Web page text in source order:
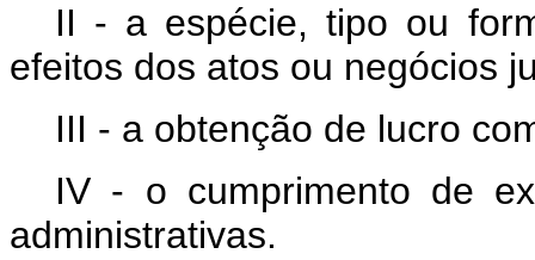
II - a espécie, tipo ou
efeitos dos atos ou negócios
III - a obtenção de lucro
IV - o cumprimento de
administrativas.